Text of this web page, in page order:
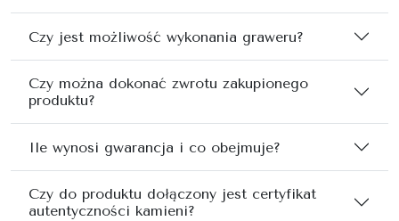
Czy jest możliwość wykonania graweru?
Czy można dokonać zwrotu zakupionego
produktu?
Ile wynosi gwarancja i co obejmuje?
Czy do produktu dołączony jest certyfikat
autentyczności kamieni?